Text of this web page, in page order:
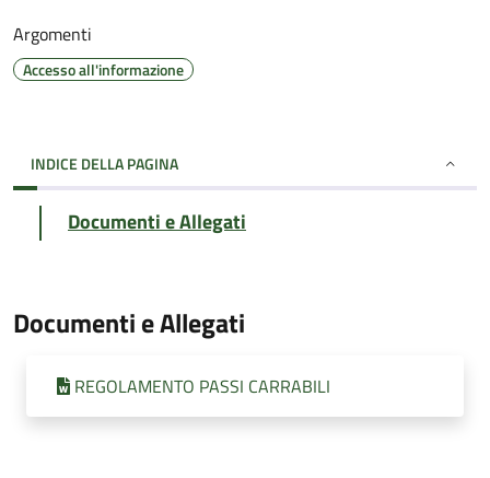
Argomenti
Accesso all'informazione
INDICE DELLA PAGINA
Documenti e Allegati
Documenti e Allegati
REGOLAMENTO PASSI CARRABILI